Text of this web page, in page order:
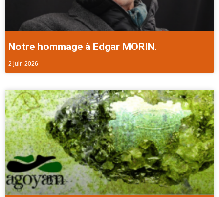
Notre hommage à Edgar MORIN.
2 juin 2026